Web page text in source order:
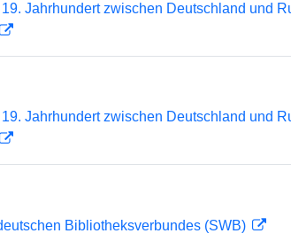
Jahrhundert zwischen Deutschland und
Jahrhundert zwischen Deutschland und
Bibliotheksverbundes (SWB)